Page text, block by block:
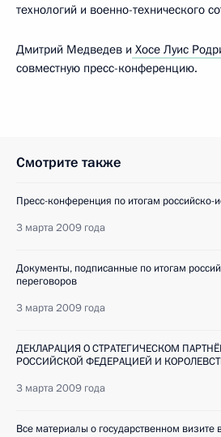
технологий и военно-технического
Дмитрий Медведев и Хосе Луис
совместную пресс-конференцию.
Смотрите также
Пресс-конференция по итогам российско-
3 марта 2009 года
Документы, подписанные по итогам
переговоров
3 марта 2009 года
ДЕКЛАРАЦИЯ О СТРАТЕГИЧЕСКОМ
РОССИЙСКОЙ ФЕДЕРАЦИЕЙ И
3 марта 2009 года
Все материалы о государственном визите